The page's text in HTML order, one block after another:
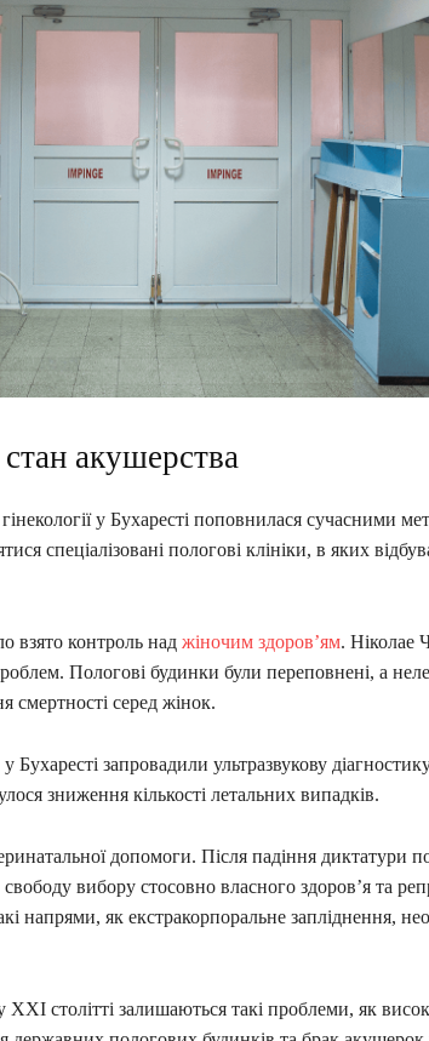
акушерства
у Бухаресті поповнилася сучасними
спеціалізовані пологові клініки, в яких
взято контроль над жіночим здоров’ям. Ніколае
Пологові будинки були переповнені, а
смертності серед жінок.
Бухаресті запровадили ультразвукову
зниження кількості летальних випадків.
допомоги. Після падіння диктатури
вибору стосовно власного здоров’я та
напрями, як екстракорпоральне запліднення,
ХХІ столітті залишаються такі проблеми, як